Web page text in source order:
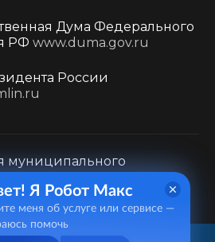
Дума Федерального
РФ www.duma.gov.ru
России
муниципального
округа «Город
Я Робот Макс
меня об услуге или сервисе —
помочь